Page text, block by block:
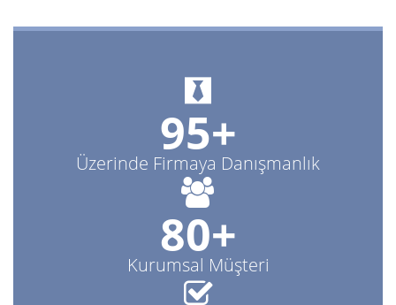
95+
Üzerinde Firmaya Danışmanlık
80+
Kurumsal Müşteri